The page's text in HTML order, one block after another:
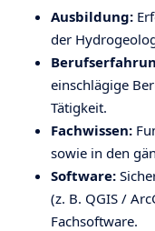
Ausbildung:
der
einschlägige
Tätigkeit.
Fachwissen:
sowie in den
Software:
(z. B. QGIS /
Fachsoftware.